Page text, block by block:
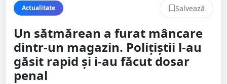
Actualitate Salvează
Un sătmărean a furat mâncare
dintr-un magazin. Polițiștii l-au
găsit rapid și i-au făcut dosar
penal